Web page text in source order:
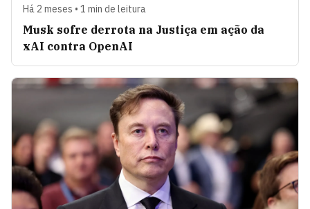
Há 2 meses • 1 min de leitura
Musk sofre derrota na Justiça em ação da
xAI contra OpenAI